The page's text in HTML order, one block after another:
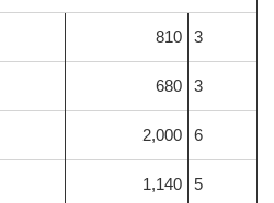
810 3
680 3
2,000 6
1,140 5